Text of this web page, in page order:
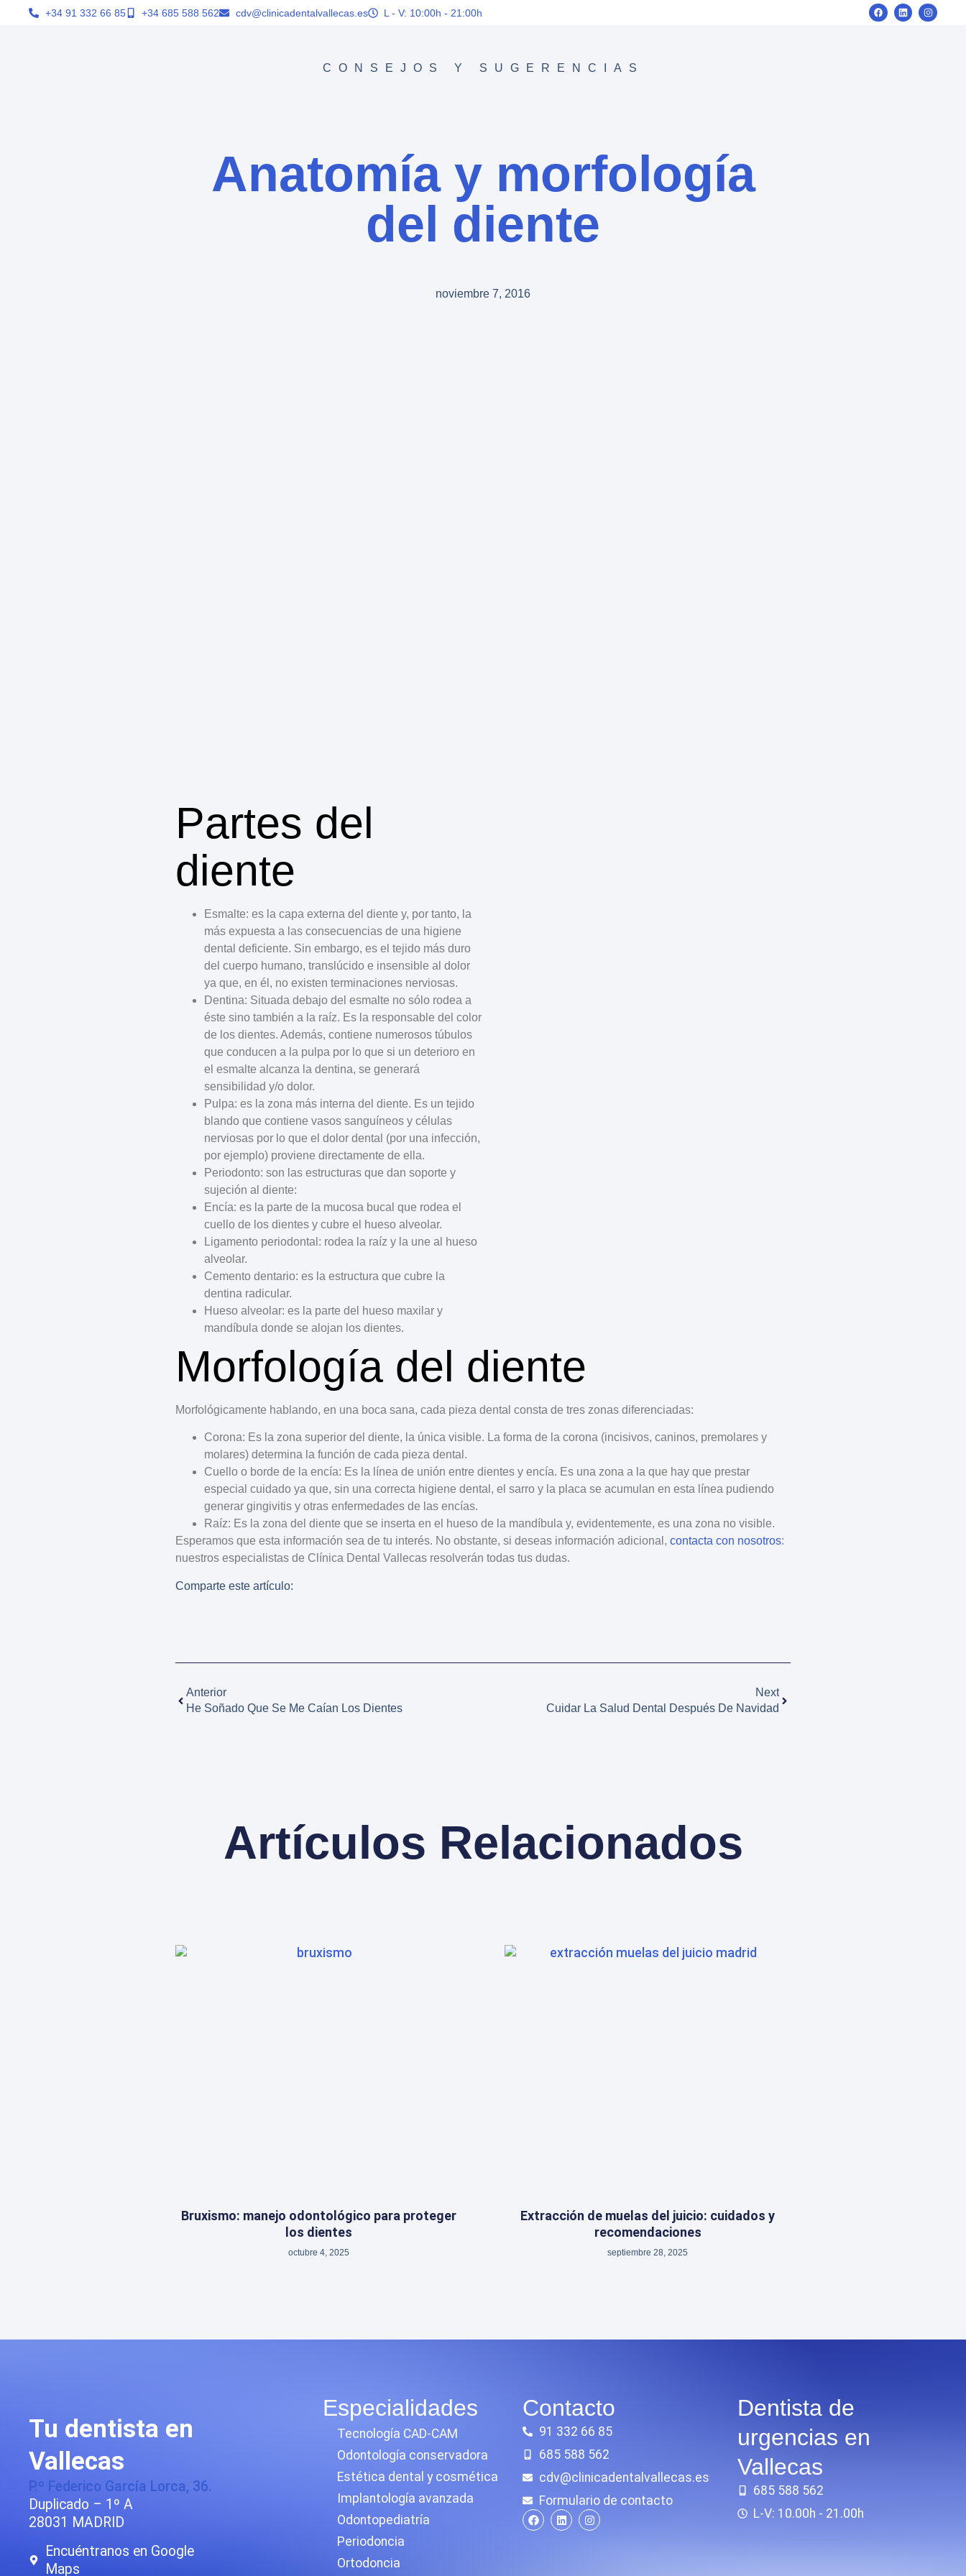
+34 91 332 66 85 +34 685 588 562 cdv@clinicadentalvallecas.es L - V: 10:00h - 21:00h
CONSEJOS Y SUGERENCIAS
Anatomía y morfología
del diente
noviembre 7, 2016
Partes del
diente
Esmalte: es la capa externa del diente y, por tanto, la
más expuesta a las consecuencias de una higiene
dental deficiente. Sin embargo, es el tejido más duro
del cuerpo humano, translúcido e insensible al dolor
ya que, en él, no existen terminaciones nerviosas.
Dentina: Situada debajo del esmalte no sólo rodea a
éste sino también a la raíz. Es la responsable del color
de los dientes. Además, contiene numerosos túbulos
que conducen a la pulpa por lo que si un deterioro en
el esmalte alcanza la dentina, se generará
sensibilidad y/o dolor.
Pulpa: es la zona más interna del diente. Es un tejido
blando que contiene vasos sanguíneos y células
nerviosas por lo que el dolor dental (por una infección,
por ejemplo) proviene directamente de ella.
Periodonto: son las estructuras que dan soporte y
sujeción al diente:
Encía: es la parte de la mucosa bucal que rodea el
cuello de los dientes y cubre el hueso alveolar.
Ligamento periodontal : rodea la raíz y la une al hueso
alveolar.
Cemento dentario: es la estructura que cubre la
dentina radicular.
Hueso alveolar: es la parte del hueso maxilar y
mandíbula donde se alojan los dientes.
Morfología del diente
Morfológicamente hablando, en una boca sana, cada pieza dental consta de tres zonas diferenciadas:
Corona: Es la zona superior del diente, la única visible. La forma de la corona (incisivos, caninos, premolares y
molares) determina la función de cada pieza dental.
Cuello o borde de la encía: Es la línea de unión entre dientes y encía. Es una zona a la que hay que prestar
especial cuidado ya que, sin una correcta higiene dental, el sarro y la placa se acumulan en esta línea pudiendo
generar gingivitis y otras enfermedades de las encías.
Raíz: Es la zona del diente que se inserta en el hueso de la mandíbula y, evidentemente, es una zona no visible.
Esperamos que esta información sea de tu interés. No obstante, si deseas información adicional, contacta con nosotros:
nuestros especialistas de Clínica Dental Vallecas resolverán todas tus dudas.
Comparte este artículo:
Anterior
He Soñado Que Se Me Caían Los Dientes
Next
Cuidar La Salud Dental Después De Navidad
Artículos Relacionados
Bruxismo: manejo odontológico para proteger
los dientes
octubre 4, 2025
Extracción de muelas del juicio: cuidados y
recomendaciones
septiembre 28, 2025
Tu dentista en
Vallecas
P.º Federico García Lorca, 36.
Duplicado – 1º A
28031 MADRID
Encuéntranos en Google
Maps
Especialidades
Tecnología CAD-CAM
Odontología conservadora
Estética dental y cosmética
Implantología avanzada
Odontopediatría
Periodoncia
Ortodoncia
Contacto
91 332 66 85
685 588 562
cdv@clinicadentalvallecas.es
Formulario de contacto
Dentista de
urgencias en
Vallecas
685 588 562
L-V: 10.00h - 21.00h